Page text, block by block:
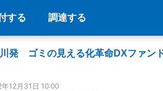
する 調達する
発 ゴミの見える化革命DXファン
年12月31日 10:00